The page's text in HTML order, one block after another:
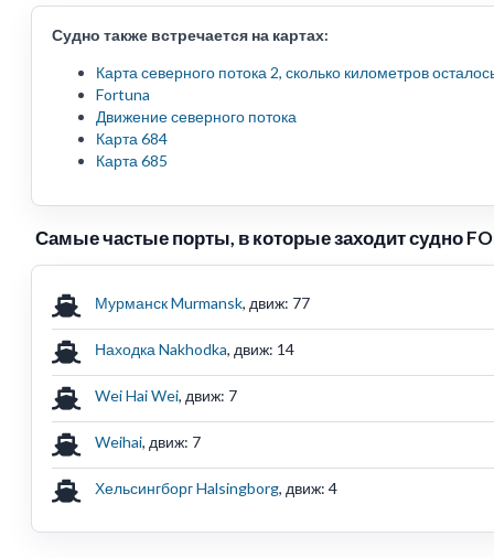
Судно также встречается на картах:
Карта северного потока 2, сколько километров
Fortuna
Движение северного потока
Карта 684
Карта 685
Самые частые порты, в которые заходит судно
Мурманск Murmansk, движ: 77
Находка Nakhodka, движ: 14
Wei Hai Wei, движ: 7
Weihai, движ: 7
Хельсингборг Halsingborg, движ: 4